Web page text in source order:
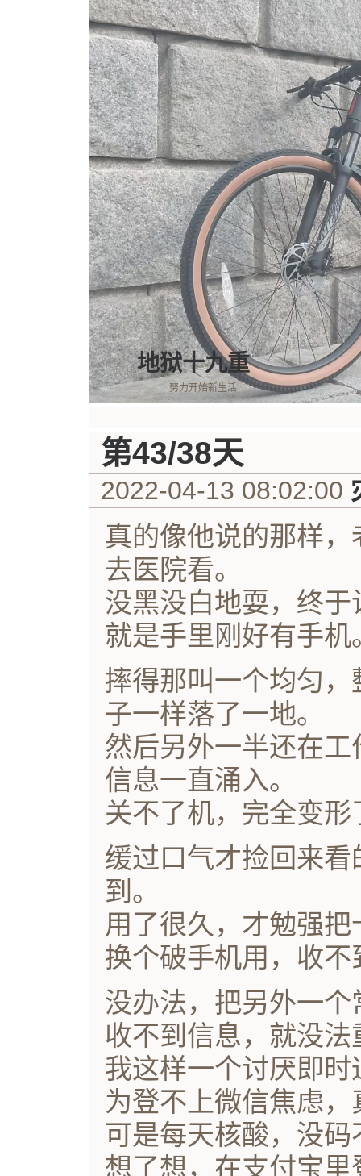
地狱十九重
努力开始新生活
第43/38天
2022-04-13 08:02:00
真的像他说的那样
去医院看。
没黑没白地耍，终
就是手里刚好有手机
摔得那叫一个均匀
子一样落了一地。
然后另外一半还在
信息一直涌入。
关不了机，完全变
缓过口气才捡回来
到。
用了很久，才勉强把
换个破手机用，收不
没办法，把另外一
收不到信息，就没
我这样一个讨厌即
为登不上微信焦虑
可是每天核酸，没码
想了想，在支付宝